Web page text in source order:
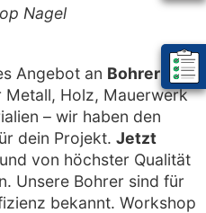
Mein
Nagel
Angebot an Bohrern
bei
Holz, Mauerwerk
– wir haben den
dein Projekt. Jetzt
und von höchster Qualität
Unsere Bohrer sind für
bekannt. Workshop